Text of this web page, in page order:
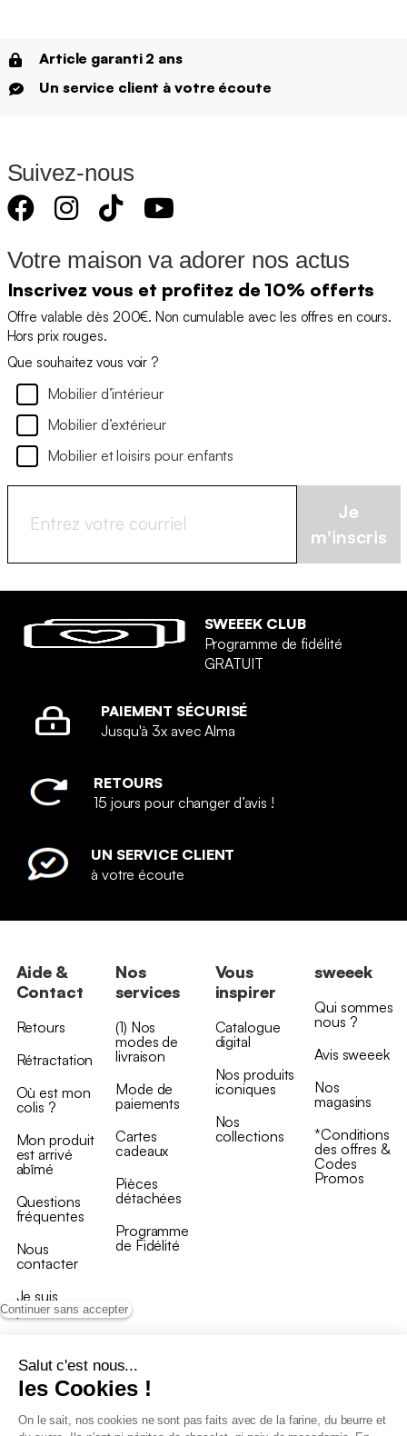
Continuer sans accepter
Salut c'est nous...
les Cookies !
On le sait, nos cookies ne sont pas faits avec de la farine, du beurre et
Article garanti 2 ans
Un service client à votre écoute
Suivez-nous
Votre maison va adorer nos actus
Inscrivez vous et profitez de 10% offerts
Offre valable dès 200€. Non cumulable avec les offres en cours.
Hors prix rouges.
Que souhaitez vous voir ?
Mobilier d’intérieur
Mobilier d’extérieur
Mobilier et loisirs pour enfants
Je
m'inscris
SWEEEK CLUB
Programme de fidélité
GRATUIT
PAIEMENT SÉCURISÉ
Jusqu'à 3x avec Alma
RETOURS
15 jours pour changer d’avis !
UN SERVICE CLIENT
à votre écoute
Aide &
Contact
Retours
Rétractation
Où est mon
colis ?
Mon produit
est arrivé
abîmé
Questions
fréquentes
Nous
contacter
Je suis
professionnel
Nos
services
(1) Nos
modes de
livraison
Mode de
paiements
Cartes
cadeaux
Pièces
détachées
Programme
de Fidélité
Vous
inspirer
Catalogue
digital
Nos produits
iconiques
Nos
collections
sweeek
Qui sommes
nous ?
Avis sweeek
Nos
magasins
*Conditions
des offres &
Codes
Promos
Conditions générales de vente